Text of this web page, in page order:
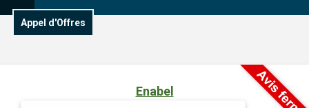
Appel d'Offres
Enabel